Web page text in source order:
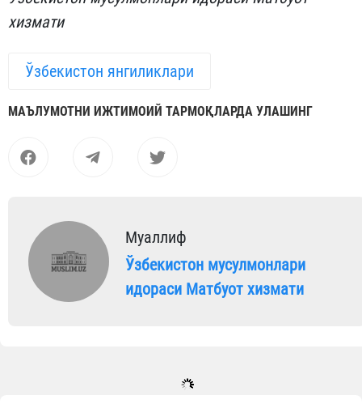
хизмати
Ўзбекистон янгиликлари
МАЪЛУМОТНИ ИЖТИМОИЙ ТАРМОҚЛАРДА УЛАШИНГ
Муаллиф
Ўзбекистон мусулмонлари
идораси Матбуот хизмати